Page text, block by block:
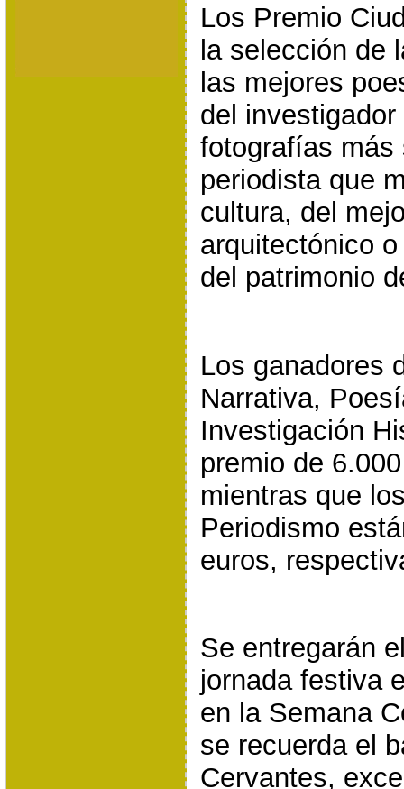
Los Premio
la selección de
las mejores
del
fotografías más
periodista que
cultura, del
arquitectónico
del patrimonio
Los ganadores
Narrativa,
Investigación
premio de
mientras que
Periodismo
euros,
Se entregarán
jornada festiva
en la Semana
se recuerda el
Cervantes,